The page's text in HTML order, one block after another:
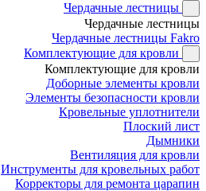
Чердачные лестницы
Чердачные лестницы
Чердачные лестницы Fakro
Комплектующие для кровли
Комплектующие для кровли
Доборные элементы кровли
Элементы безопасности кровли
Кровельные уплотнители
Плоский лист
Дымники
Вентиляция для кровли
Инструменты для кровельных работ
Корректоры для ремонта царапин